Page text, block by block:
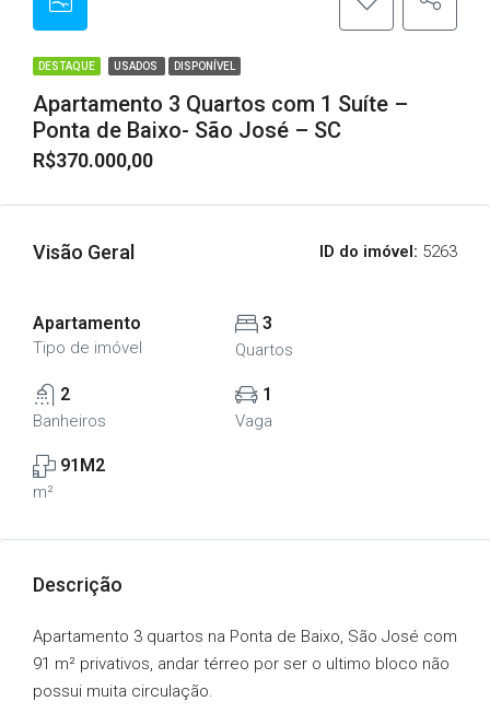
DESTAQUE USADOS DISPONÍVEL
Apartamento 3 Quartos com 1 Suíte –
Ponta de Baixo- São José – SC
R$370.000,00
Visão Geral ID do imóvel: 5263
Apartamento
Tipo de imóvel
3
Quartos
2
Banheiros
1
Vaga
91M2
m²
Descrição
Apartamento 3 quartos na Ponta de Baixo, São José com
91 m² privativos, andar térreo por ser o ultimo bloco não
possui muita circulação.